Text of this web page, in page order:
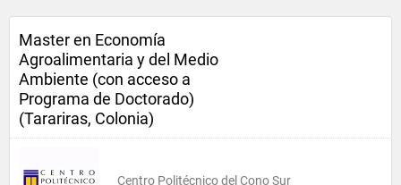
Master en Economía
Agroalimentaria y del Medio
Ambiente (con acceso a
Programa de Doctorado)
(Tarariras, Colonia)
Centro Politécnico del Cono Sur